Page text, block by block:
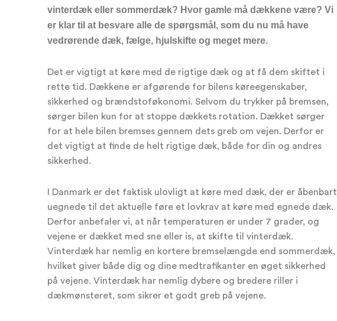
vinterdæk eller sommerdæk? Hvor gamle må dækkene være? Vi
er klar til at besvare alle de spørgsmål, som du nu må have
vedrørende dæk, fælge, hjulskifte og meget mere.
Det er vigtigt at køre med de rigtige dæk og at få dem skiftet i
rette tid. Dækkene er afgørende for bilens køreegenskaber,
sikkerhed og brændstoføkonomi. Selvom du trykker på bremsen,
sørger bilen kun for at stoppe dækkets rotation. Dækket sørger
for at hele bilen bremses gennem dets greb om vejen. Derfor er
det vigtigt at finde de helt rigtige dæk, både for din og andres
sikkerhed.
I Danmark er det faktisk ulovligt at køre med dæk, der er åbenbart
uegnede til det aktuelle føre et lovkrav at køre med egnede dæk.
Derfor anbefaler vi, at når temperaturen er under 7 grader, og
vejene er dækket med sne eller is, at skifte til vinterdæk.
Vinterdæk har nemlig en kortere bremselængde end sommerdæk,
hvilket giver både dig og dine medtrafikanter en øget sikkerhed
på vejene. Vinterdæk har nemlig dybere og bredere riller i
dækmønsteret, som sikrer et godt greb på vejene.